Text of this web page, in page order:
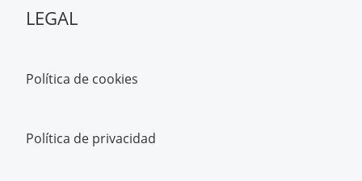
LEGAL
Política de cookies
Política de privacidad